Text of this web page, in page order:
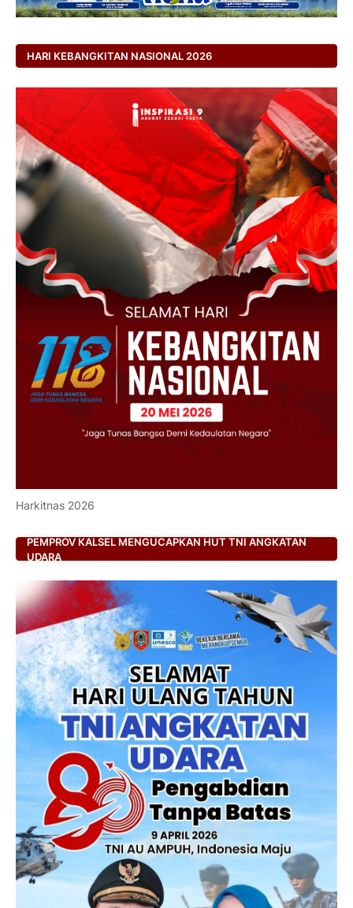
HARI KEBANGKITAN NASIONAL 2026
Harkitnas 2026
PEMPROV KALSEL MENGUCAPKAN HUT TNI ANGKATAN
UDARA